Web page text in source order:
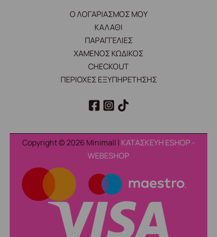
Ο ΛΟΓΑΡΙΑΣΜΟΣ ΜΟΥ
ΚΑΛΑΘΙ
ΠΑΡΑΓΓΕΛΙΕΣ
ΧΑΜΕΝΟΣ ΚΩΔΙΚΟΣ
CHECKOUT
ΠΕΡΙΟΧΕΣ ΕΞΥΠΗΡΕΤΗΣΗΣ
Copyright © 2026 Minimall | ΚΑΤΑΣΚΕΥΗ ESHOP -
WEBESHOP